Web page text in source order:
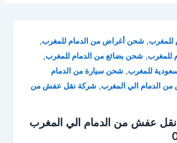
للمغرب,شحن أغراض من الدمام للمغرب,
للمغرب,شحن بضائع من الدمام للمغرب,
للمغرب,شحن سيارة من الدمام
الدمام الي المغرب,شركة نقل عفش من
عفش من الدمام الي المغرب